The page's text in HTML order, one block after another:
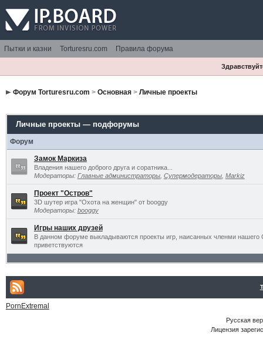
Пытки и казни Torturesru.com Правила форума
Форум Torturesru.com > Основная> Личные проекты
Личные проекты — подфорумы
Форум
Замок Маркиза
Владения нашего доброго друга и соратника...
Модераторы: Главные администраторы, Супермодераторы, Markiz
Проект "Остров"
3D шутер игра "Охота на женщин" от booggy
Модераторы: booggy
Игры наших друзей
В данном форуме выкладываются проекты игр, наисанных членми
приветствуются
PornExtremal
Русская
Лицензия